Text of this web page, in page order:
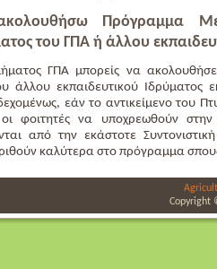
Πρόγραμμα
του ΓΠΑ ή άλλου
ΓΠΑ μπορείς να
άλλου εκπαιδευτικού Ιδρύματος
εάν το αντικείμενο του
φοιτητές να υποχρεωθούν
από την εκάστοτε
καλύτερα στο πρόγραμμα
Copyright